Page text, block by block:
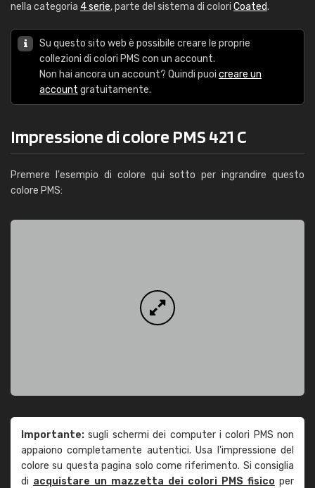
nella categoria 4 serie, parte del sistema di colori Coated.
Su questo sito web è possibile creare le proprie
collezioni di colori PMS con un account.
Non hai ancora un account? Quindi puoi creare un
account gratuitamente.
Impressione di colore PMS 421 C
Premere l'esempio di colore qui sotto per ingrandire questo
colore PMS:
Importante: sugli schermi dei computer i colori PMS non
appaiono completamente autentici. Usa l'impressione del
colore su questa pagina solo come riferimento. Si consiglia
di acquistare un mazzetta dei colori PMS fisico per